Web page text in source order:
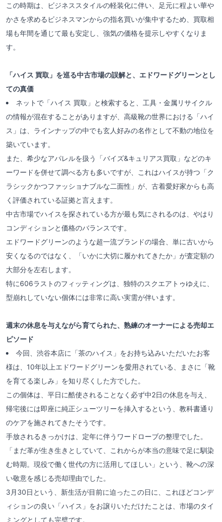
この時期は、ビジネススタイルの軽装化に伴い、足元に程よい華や
かさを求めるビジネスマンからの指名買いが集中するため、買取相
場も年間を通じて最も安定し、強気の価格を提示しやすくなりま
す。
「ハイス 買取」を巡る中古市場の誤解と、エドワードグリーンとし
ての真価
ネットで「ハイス 買取」と検索すると、工具・金属リサイクル
の情報が混在することがありますが、高級靴の世界における「ハイ
ス」は、ラインナップの中でも玄人好みの名作として不動の地位を
築いています。
また、希少なアパレルを扱う「バイズ&キュリアス買取」などのキ
ーワードを併せて調べる方も多いですが、これはハイスが持つ「ク
ラシックかつファッショナブルな二面性」が、古着愛好家からも高
く評価されている証拠と言えます。
中古市場でハイスを探されている方が最も気にされるのは、やはり
コンディションと価格のバランスです。
エドワードグリーンのような超一流ブランドの場合、単に古いから
安くなるのではなく、「いかに大切に履かれてきたか」が査定額の
大部分を左右します。
特に606ラストのフィッティングは、独特のスクエアトゥゆえに、
型崩れしていない個体には非常に高い実需が伴います。
週末の休息を与えながら育てられた、熟練のオーナーによる売却エ
ピソード
今回、渋谷本店に「茶のハイス」をお持ち込みいただいたお客
様は、10年以上エドワードグリーンを愛用されている、まさに「靴
を育てる楽しみ」を知り尽くした方でした。
この個体は、平日に酷使されることなく必ず中2日の休息を与え、
帰宅後には即座に純正シューツリーを挿入するという、教科書通り
のケアを施されてきたそうです。
手放されるきっかけは、定年に伴うワードローブの整理でした。
「まだ革が生き生きとしていて、これからが本当の意味で足に馴染
む時期。現役で働く世代の方に活用してほしい」という、靴への深
い敬意を感じる売却理由でした。
3月30日という、新生活が目前に迫ったこの日に、これほどコンデ
ィションの良い「ハイス」をお譲りいただけたことは、市場のタイ
ミングとしても完璧です。